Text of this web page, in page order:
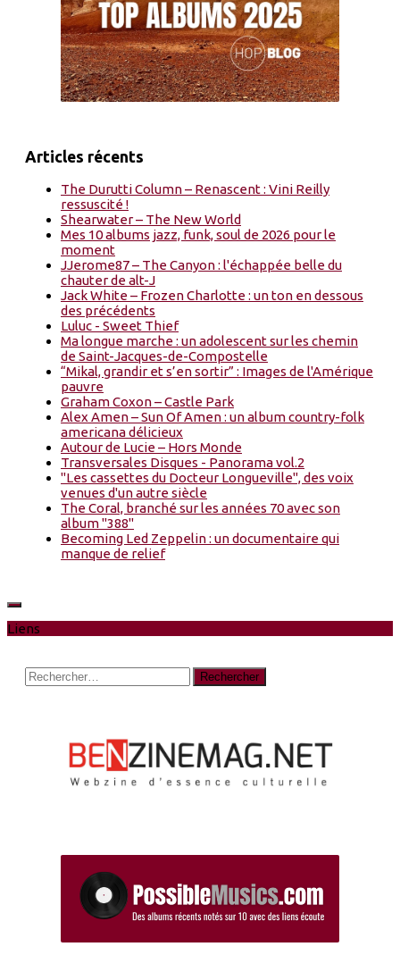
Articles récents
The Durutti Column – Renascent : Vini Reilly
ressuscité !
Shearwater – The New World
Mes 10 albums jazz, funk, soul de 2026 pour le
moment
JJerome87 – The Canyon : l'échappée belle du
chauter de alt-J
Jack White – Frozen Charlotte : un ton en dessous
des précédents
Luluc - Sweet Thief
Ma longue marche : un adolescent sur les chemin
de Saint-Jacques-de-Compostelle
“Mikal, grandir et s’en sortir” : Images de l'Amérique
pauvre
Graham Coxon – Castle Park
Alex Amen – Sun Of Amen : un album country-folk
americana délicieux
Autour de Lucie – Hors Monde
Transversales Disques - Panorama vol.2
"Les cassettes du Docteur Longueville", des voix
venues d'un autre siècle
The Coral, branché sur les années 70 avec son
album "388"
Becoming Led Zeppelin : un documentaire qui
manque de relief
Liens
Rechercher :